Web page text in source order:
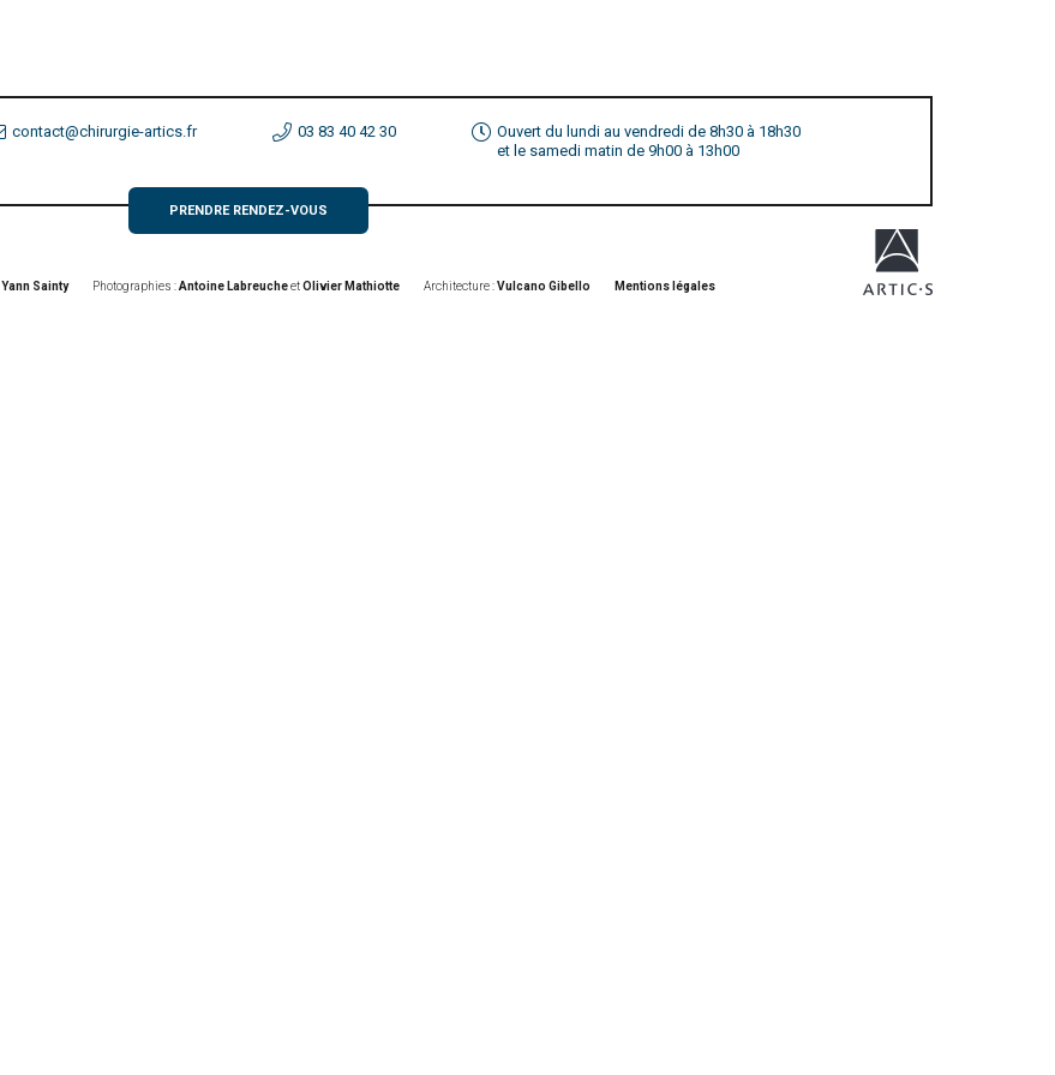
contact@chirurgie-artics.fr 03 83 40 42 30
Ouvert du lundi au vendredi de 8h30 à 18h30
et le samedi matin de 9h00 à 13h00
PRENDRE RENDEZ-VOUS
Yann Sainty Photographies :Antoine LabreucheetOlivier Mathiotte Architecture :Vulcano Gibello Mentions légales